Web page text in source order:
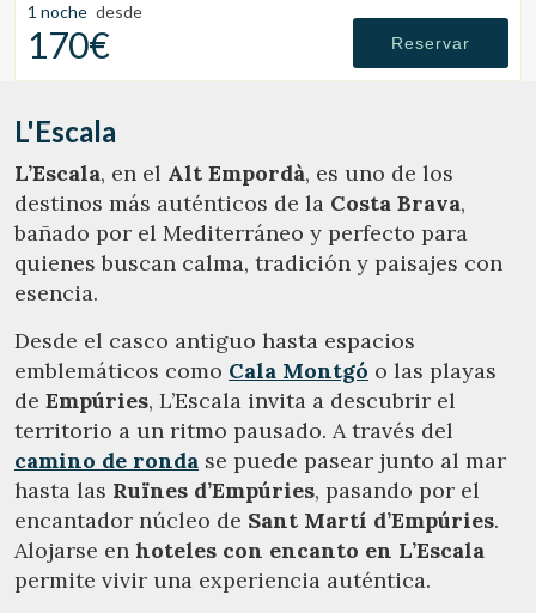
Gestionar mi reserva
Verificar localizador
1 noche desde
170€ Reservar
L'Escala
L’Escala, en el Alt Empordà, es uno de los
destinos más auténticos de la Costa Brava,
bañado por el Mediterráneo y perfecto para
quienes buscan calma, tradición y paisajes con
esencia.
Desde el casco antiguo hasta espacios
emblemáticos como Cala Montgó o las playas
de Empúries, L’Escala invita a descubrir el
territorio a un ritmo pausado. A través del
camino de ronda se puede pasear junto al mar
hasta las Ruïnes d’Empúries, pasando por el
encantador núcleo de Sant Martí d’Empúries.
Alojarse en hoteles con encanto en L’Escala
permite vivir una experiencia auténtica.